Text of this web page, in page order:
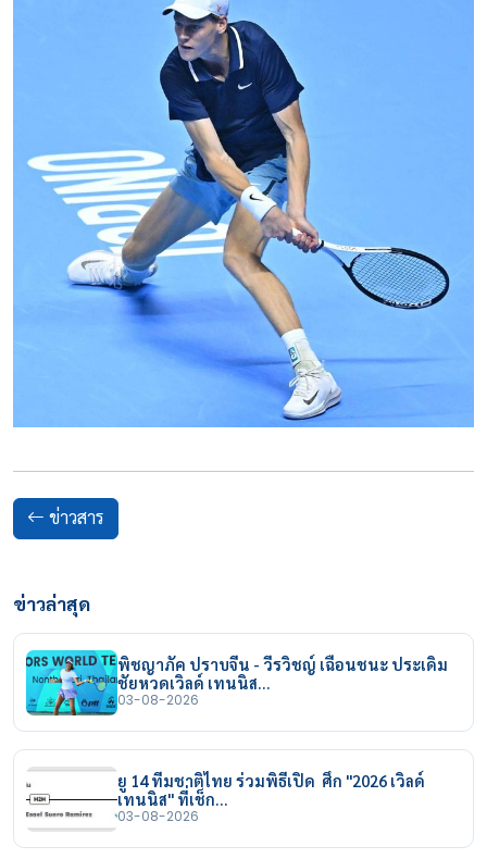
ข่าวสาร
ข่าวล่าสุด
พิชญาภัค ปราบจีน - วีรวิชญ์ เฉือนชนะ ประเดิม
ชัยหวดเวิลด์ เทนนิส…
03-08-2026
ยู 14 ทีมชาติไทย ร่วมพิธีเปิด ศึก "2026 เวิลด์
เทนนิส" ที่เช็ก…
03-08-2026